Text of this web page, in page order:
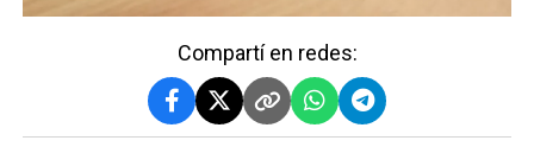
Compartí en redes: